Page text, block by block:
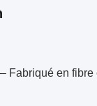
Fabriqué en